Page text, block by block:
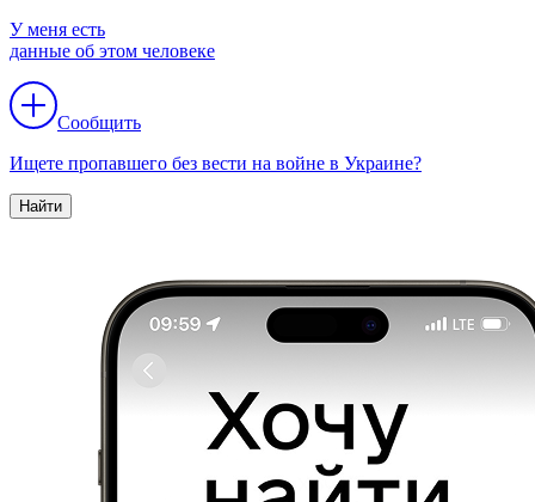
У меня есть
данные об этом человеке
Сообщить
Ищете пропавшего без вести на войне в Украине?
Найти